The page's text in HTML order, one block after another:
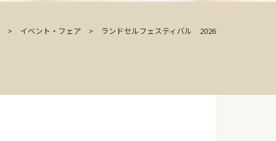
イベント・フェア ランドセルフェスティバル 2026